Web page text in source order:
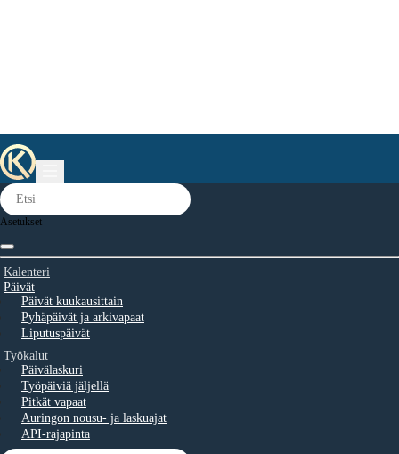
Asetukset
Kalenteri
Päivät
Päivät kuukausittain
Pyhäpäivät ja arkivapaat
Liputuspäivät
Työkalut
Päivälaskuri
Työpäiviä jäljellä
Pitkät vapaat
Auringon nousu- ja laskuajat
API-rajapinta